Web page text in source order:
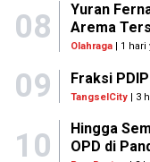
08
Yuran
Arema
Olahraga| 1 hari
09 Fraksi
TangselCity | 3
10
Hingga
OPD di